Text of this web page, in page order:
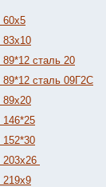
60х5
83х10
89*12 сталь 20
89*12 сталь 09Г2С
89х20
146*25
152*30
203х26
219х9